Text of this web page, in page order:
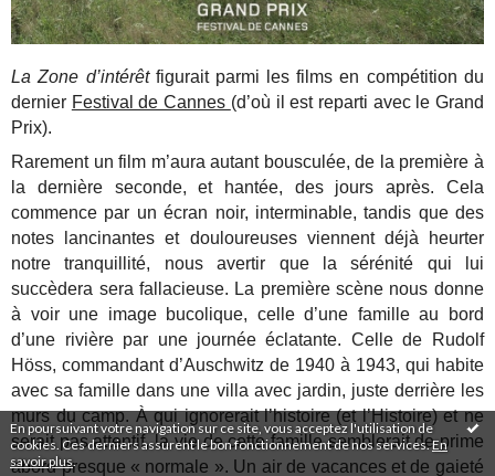
En poursuivant votre navigation sur ce site, vous acceptez l'utilisation de
cookies. Ces derniers assurent le bon fonctionnement de nos services.En
savoir plus.
La Zone d’intérêtfigurait parmi les films en compétition du
dernier Festival de Cannes (d’où il est reparti avec le Grand
Prix).
Rarement un film m’aura autant bousculée, de la première à
la dernière seconde, et hantée, des jours après. Cela
commence par un écran noir, interminable, tandis que des
notes lancinantes et douloureuses viennent déjà heurter
notre tranquillité, nous avertir que la sérénité qui lui
succèdera sera fallacieuse. La première scène nous donne
à voir une image bucolique, celle d’une famille au bord
d’une rivière par une journée éclatante. Celle de Rudolf
Höss, commandant d’Auschwitz de 1940 à 1943, qui habite
avec sa famille dans une villa avec jardin, juste derrière les
murs du camp. À qui ignorerait l’histoire (et l’Histoire) et ne
serait pas attentif, la vie de cette famille semblerait de prime
abord presque « normale ». Un air de vacances et de gaieté